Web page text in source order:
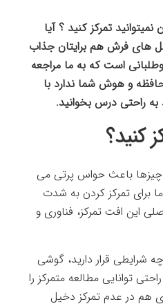
تمرکز کنید ؟ آیا
های فرش هم برایتان جذاب
است که به ما مراجعه
و هوش شما ندارد با
به راحتی درس بخوانید.
کنید؟
چیزها باعث حواس پرتی می
برای تمرکز کردن به شدت
این افت تمرکز، فناوری و
شرایطی قرار دارید، گوشی
توانایی مطالعه متمرکز را
هم در عدم تمرکز دخیل